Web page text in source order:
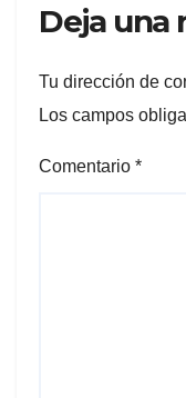
Deja una
Tu dirección de
Los campos
Comentario *